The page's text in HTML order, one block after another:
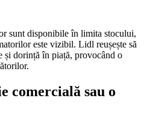
sunt disponibile în limita stocului,
este vizibil. Lidl reușește să
și dorință în piață, provocând o
comercială sau o